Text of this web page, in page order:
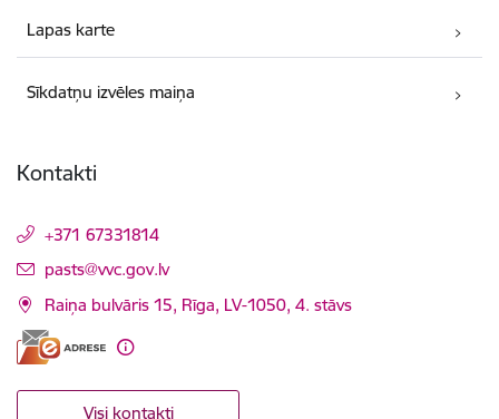
Lapas karte
Sīkdatņu izvēles maiņa
Kontakti
+371 67331814
E-pasts:
pasts@vvc.gov.lv
Raiņa bulvāris 15, Rīga, LV-1050, 4. stāvs
Visi kontakti